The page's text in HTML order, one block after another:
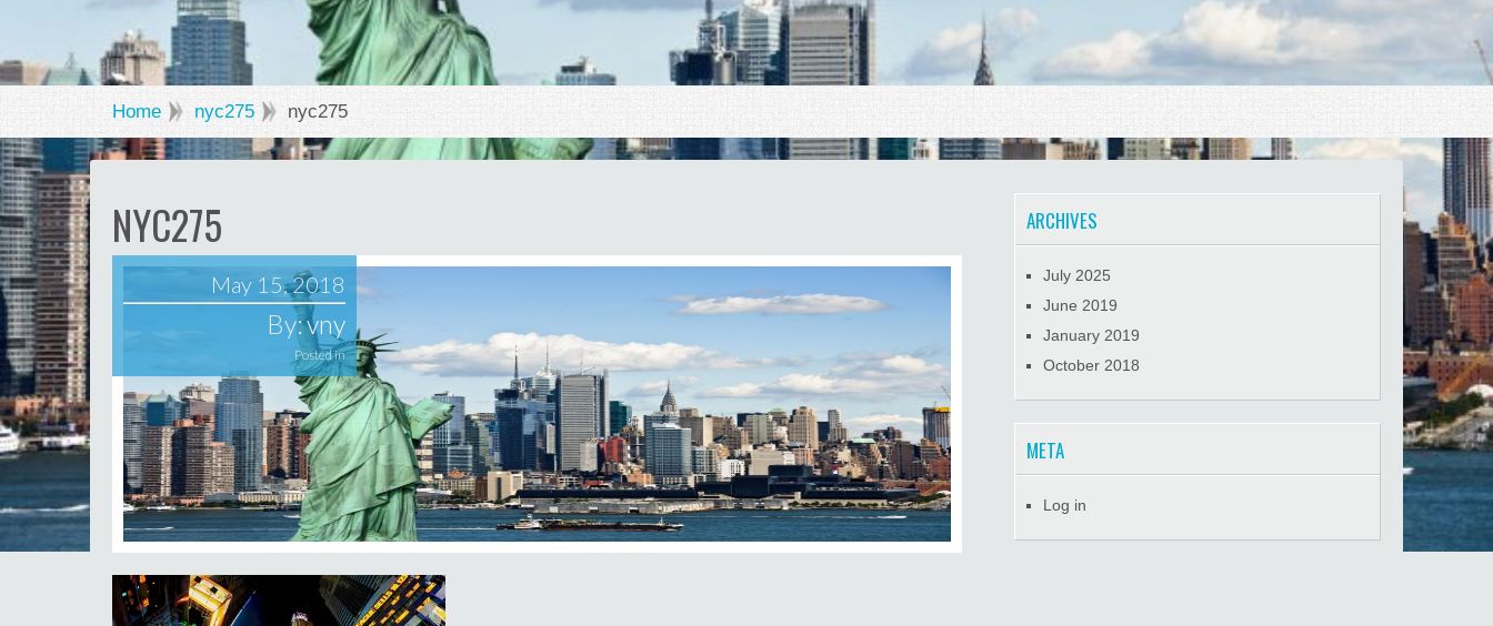
Home nyc275 nyc275
NYC275
May 15, 2018
By:vny
Posted in
ARCHIVES
July 2025
June 2019
January 2019
October 2018
META
Log in